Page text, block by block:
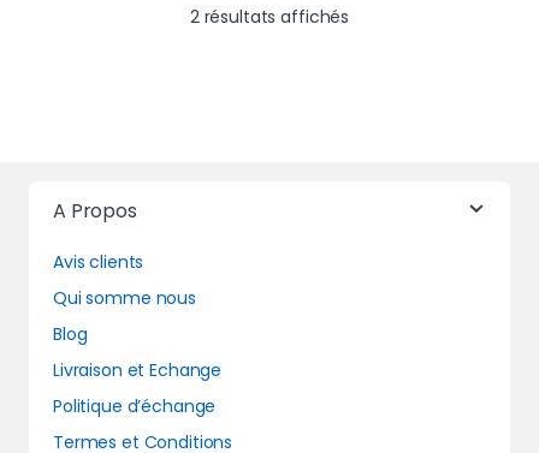
2 résultats affichés
A Propos
Avis clients
Qui somme nous
Blog
Livraison et Echange
Politique d’échange
Termes et Conditions